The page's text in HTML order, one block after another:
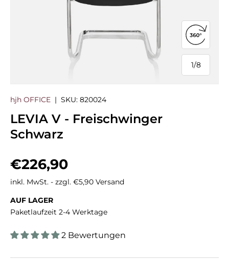
1/
von
8
360°-
hjh OFFICE | SKU: 820024
LEVIA V - Freischwinger
Schwarz
Normaler Preis
€226,90
inkl. MwSt. - zzgl. €5,90 Versand
AUF LAGER
Paketlaufzeit 2-4 Werktage
2 Bewertungen